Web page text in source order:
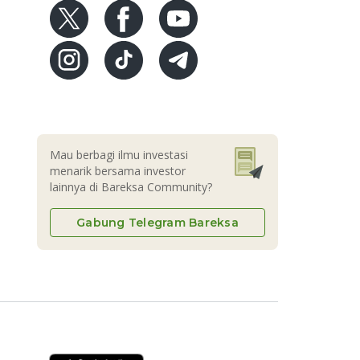
Mau berbagi ilmu investasi
menarik bersama investor
lainnya di Bareksa Community?
Gabung Telegram Bareksa